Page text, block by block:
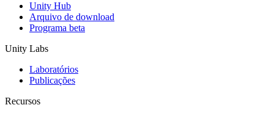
Unity Hub
Arquivo de download
Programa beta
Unity Labs
Laboratórios
Publicações
Recursos